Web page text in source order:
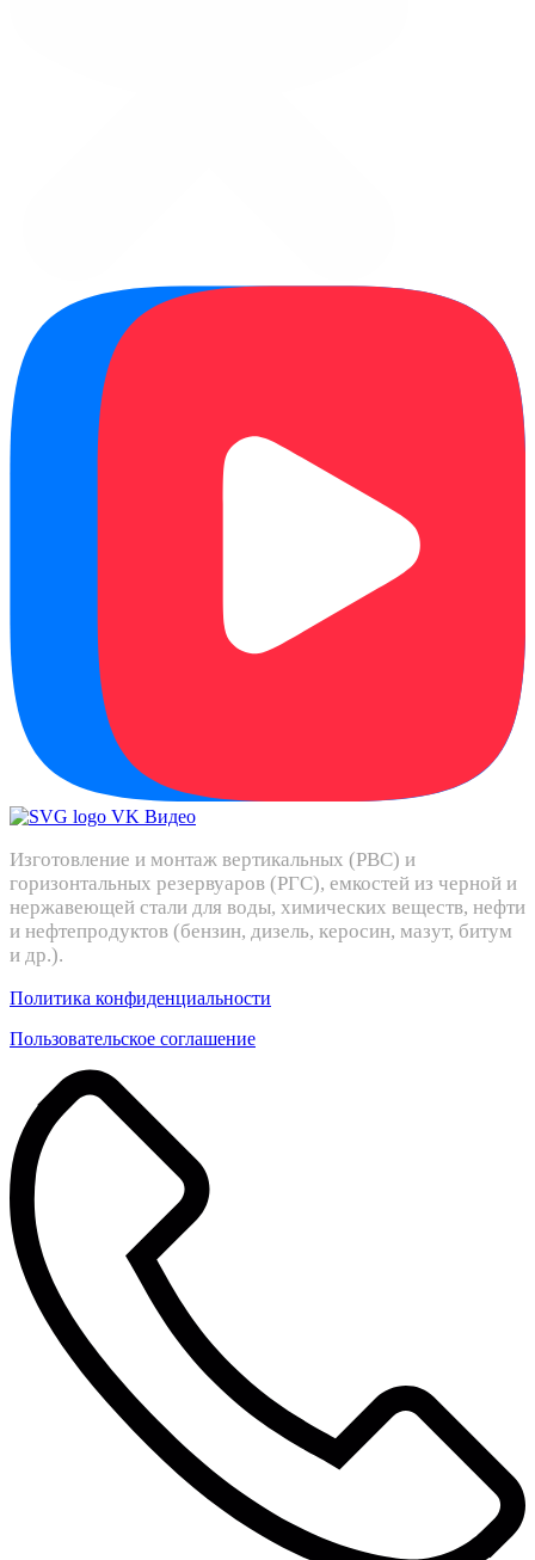
Изготовление и монтаж вертикальных (РВС) и
горизонтальных резервуаров (РГС), емкостей из черной и
нержавеющей стали для воды, химических веществ, нефти
и нефтепродуктов (бензин, дизель, керосин, мазут, битум
и др.).
Политика конфиденциальности
Пользовательское соглашение